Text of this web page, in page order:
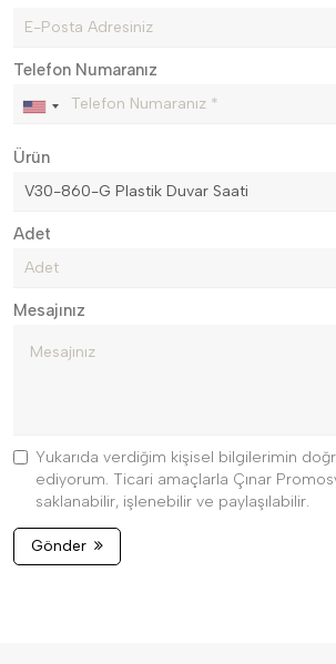
Telefon Numaranız
Ürün
Adet
Mesajınız
Yukarıda verdiğim kişisel bilgilerimin
ediyorum. Ticari amaçlarla Çınar
saklanabilir, işlenebilir ve paylaşılabilir.
Gönder